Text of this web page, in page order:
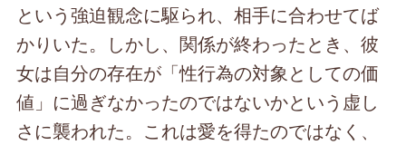
という強迫観念に駆られ、相手に合わせてば
かりいた。しかし、関係が終わったとき、彼
女は自分の存在が「性行為の対象としての価
値」に過ぎなかったのではないかという虚し
さに襲われた。これは愛を得たのではなく、